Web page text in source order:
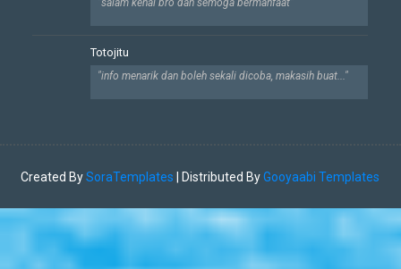
"salam kenal bro dan semoga bermanfaat"
Totojitu
"info menarik dan boleh sekali dicoba, makasih buat..."
Created BySoraTemplates | Distributed ByGooyaabi Templates